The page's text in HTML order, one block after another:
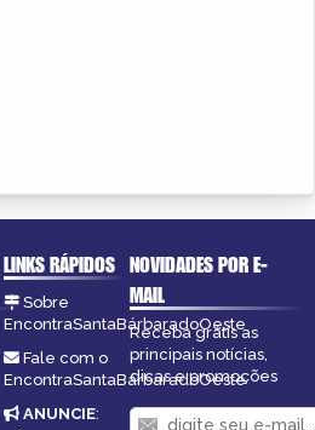
LINKS RÁPIDOS
Sobre
EncontraSantaBárbaradoOeste
Fale com o
EncontraSantaBárbaradoOeste
ANUNCIE:
NOVIDADES POR E-
MAIL
Receba grátis as
principais notícias,
dicas e promoções